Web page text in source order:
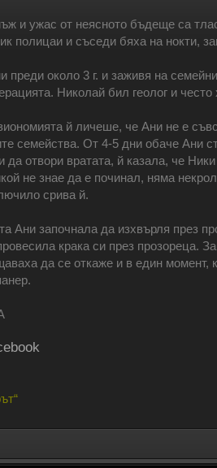
и ужас от неясното бъдеще са
полицаи и съседи бяха на нокти,
преди около 3 г. и заживя на
Николай бил геолог и
й личеше, че Ани не е
семейства. От 4-5 дни обаче Ани
да отвори вратата, й казала, че
не знае да е починал, няма
срива й.
Ани започнала да изхвърля през
крака си през прозореца.
да се откаже и в един момент,